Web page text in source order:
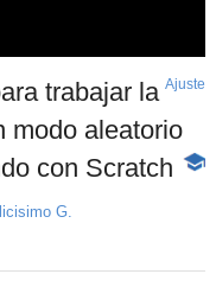
trabajar la
modo aleatorio
con Scratch
-
Ajuste
G.